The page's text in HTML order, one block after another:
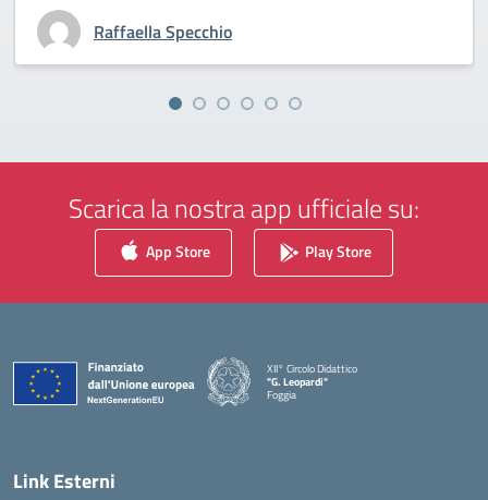
Raffaella Specchio
Scarica la nostra app ufficiale su:
App Store Play Store
XII° Circolo Didattico
"G. Leopardi"
Foggia
— Visita la pagina iniziale della scuola
Link Esterni